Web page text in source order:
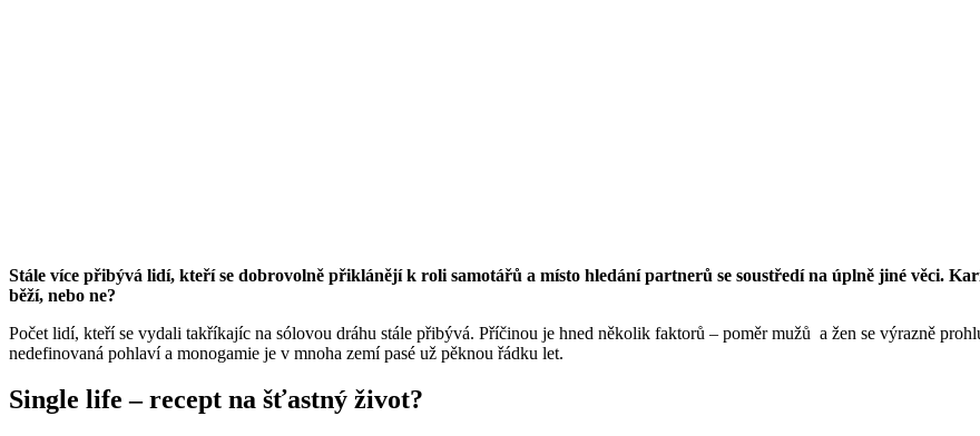
Stále více přibývá lidí, kteří se dobrovolně přiklánějí k roli samotářů a místo hledání partnerů se soustředí na úplně jiné věci.
běží, nebo ne?
Počet lidí, kteří se vydali takříkajíc na sólovou dráhu stále přibývá. Příčinou je hned několik faktorů – poměr mužů a žen se výrazně
nedefinovaná pohlaví a monogamie je v mnoha zemí pasé už pěknou řádku let.
Single life – recept na šťastný život?